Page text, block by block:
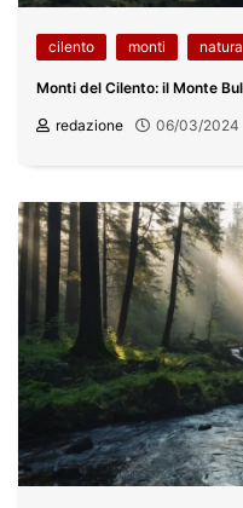
cilento monti natura
Monti del Cilento: il Monte
redazione 06/03/2024